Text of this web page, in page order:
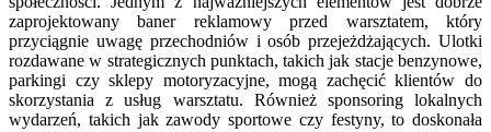
zaprojektowany baner reklamowy przed warsztatem, który
przyciągnie uwagę przechodniów i osób przejeżdżających. Ulotki
rozdawane w strategicznych punktach, takich jak stacje benzynowe,
parkingi czy sklepy motoryzacyjne, mogą zachęcić klientów do
skorzystania z usług warsztatu. Również sponsoring lokalnych
wydarzeń, takich jak zawody sportowe czy festyny, to doskonała